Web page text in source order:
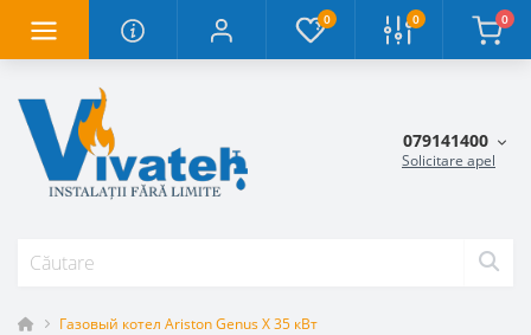
0 0 0
079141400
Solicitare apel
Газовый котел Ariston Genus X 35 кВт